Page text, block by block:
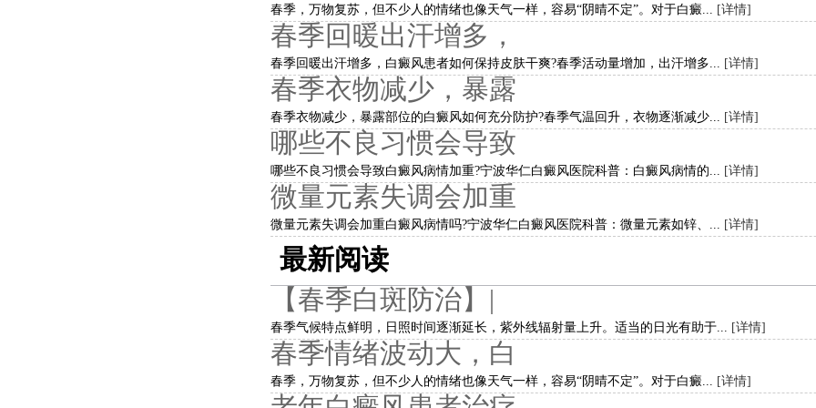
春季，万物复苏，但不少人的情绪也像天气一样，容易“阴晴不定”。对于白癜... [详情]
春季回暖出汗增多，
春季回暖出汗增多，白癜风患者如何保持皮肤干爽?春季活动量增加，出汗增多... [详情]
春季衣物减少，暴露
春季衣物减少，暴露部位的白癜风如何充分防护?春季气温回升，衣物逐渐减少... [详情]
哪些不良习惯会导致
哪些不良习惯会导致白癜风病情加重?宁波华仁白癜风医院科普：白癜风病情的... [详情]
微量元素失调会加重
微量元素失调会加重白癜风病情吗?宁波华仁白癜风医院科普：微量元素如锌、... [详情]
最新阅读
【春季白斑防治】|
春季气候特点鲜明，日照时间逐渐延长，紫外线辐射量上升。适当的日光有助于... [详情]
春季情绪波动大，白
春季，万物复苏，但不少人的情绪也像天气一样，容易“阴晴不定”。对于白癜... [详情]